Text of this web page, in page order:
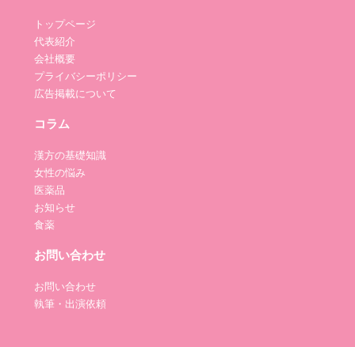
トップページ
代表紹介
会社概要
プライバシーポリシー
広告掲載について
コラム
漢方の基礎知識
女性の悩み
医薬品
お知らせ
食薬
お問い合わせ
お問い合わせ
執筆・出演依頼